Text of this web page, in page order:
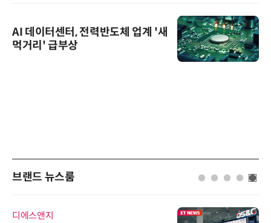
AI 데이터센터, 전력반도체 업계 '새
먹거리' 급부상
브랜드 뉴스룸
디에스앤지